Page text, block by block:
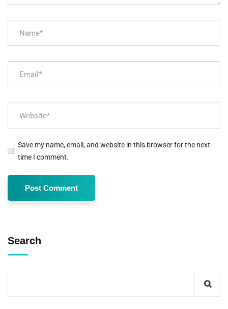
Save my name, email, and website in this browser for the next
time I comment.
Search